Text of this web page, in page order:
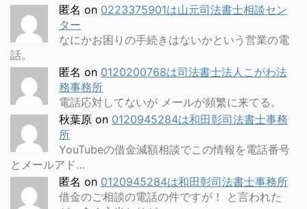
匿名 on 0223375901は山元司法書士相談セン
ター
なにかお困りの手続きはないかという営業の電
話。
匿名 on 0120200768は司法書士法人こがわ法
務事務所
電話応対してないが メールが頻繁に来てる。
秋葉原 on 0120945284は和田彰司法書士事務
所
YouTubeの借金減額相談でこの情報を電話番号
とメールアド…
匿名 on 0120945284は和田彰司法書士事務所
借金のご相談の電話の件ですが！ と言われた